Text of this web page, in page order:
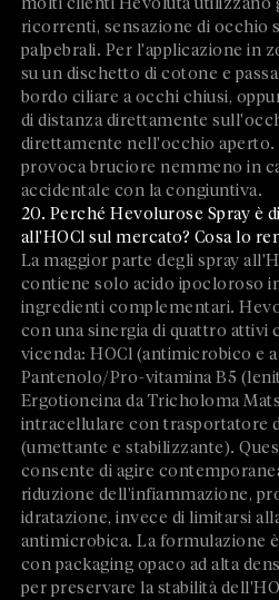
molti clienti Hevoluta utilizzano
ricorrenti, sensazione di occhio
palpebrali. Per l'applicazione in
su un dischetto di cotone e
bordo ciliare a occhi chiusi,
di distanza direttamente
direttamente nell'occhio aperto.
provoca bruciore nemmeno in
accidentale con la congiuntiva.
20. Perché Hevolurose Spray è
all'HOCl sul mercato? Cosa lo
La maggior parte degli spray
contiene solo acido ipocloroso
ingredienti complementari.
con una sinergia di quattro attivi
vicenda: HOCl (antimicrobico e
Pantenolo/Pro-vitamina B5
Ergotioneina da Tricholoma
intracellulare con trasportatore
(umettante e stabilizzante).
consente di agire
riduzione dell'infiammazione,
idratazione, invece di limitarsi
antimicrobica. La formulazione
con packaging opaco ad alta
per preservare la stabilità